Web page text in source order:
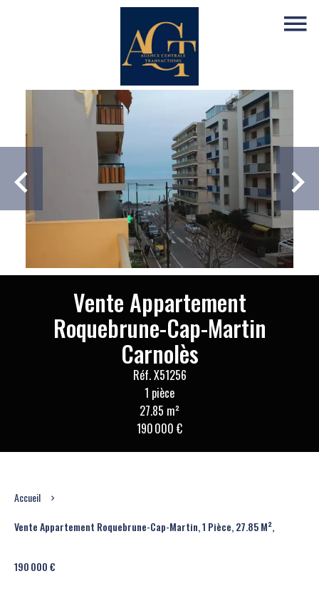
Vente Appartement
Roquebrune-Cap-Martin
Carnolès
Réf. X51256
1 pièce
27.85 m²
190 000 €
Accueil
Vente Appartement Roquebrune-Cap-Martin, 1 Pièce, 27.85 M²,
190 000 €